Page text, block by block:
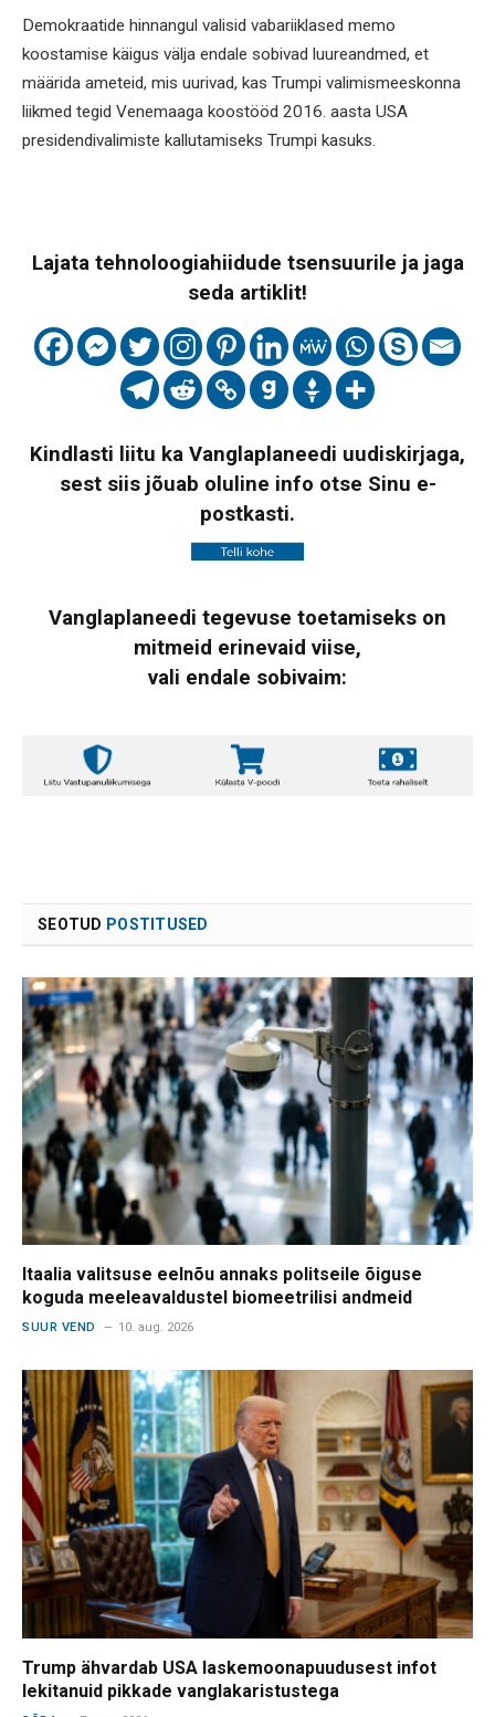
Demokraatide hinnangul valisid vabariiklased memo
koostamise käigus välja endale sobivad luureandmed, et
määrida ameteid, mis uurivad, kas Trumpi valimismeeskonna
liikmed tegid Venemaaga koostööd 2016. aasta USA
presidendivalimiste kallutamiseks Trumpi kasuks.
Lajata tehnoloogiahiidude tsensuurile ja jaga
seda artiklit!
Kindlasti liitu ka Vanglaplaneedi uudiskirjaga,
sest siis jõuab oluline info otse Sinu e-
postkasti.
Vanglaplaneedi tegevuse toetamiseks on
mitmeid erinevaid viise,
vali endale sobivaim:
SEOTUD POSTITUSED
Itaalia valitsuse eelnõu annaks politseile õiguse
koguda meeleavaldustel biomeetrilisi andmeid
SUUR VEND 10. aug. 2026
Trump ähvardab USA laskemoonapuudusest infot
lekitanuid pikkade vanglakaristustega